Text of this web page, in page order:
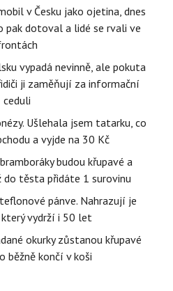
v Česku jako ojetina, dnes
pak dotoval a lidé se rvali ve
vypadá nevinně, ale pokuta
ji zaměňují za informační
ceduli
Ušlehala jsem tatarku, co
a vyjde na 30 Kč
budou křupavé a
do těsta přidáte 1 surovinu
pánve. Nahrazují je
vydrží i 50 let
okurky zůstanou křupavé
běžně končí v koši